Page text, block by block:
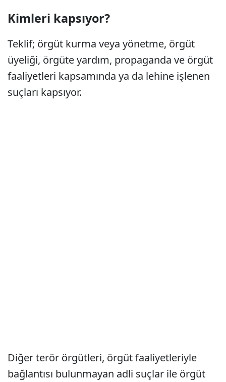
Kimleri kapsıyor?
Teklif; örgüt kurma veya yönetme, örgüt
üyeliği, örgüte yardım, propaganda ve örgüt
faaliyetleri kapsamında ya da lehine işlenen
suçları kapsıyor.
Diğer terör örgütleri, örgüt faaliyetleriyle
bağlantısı bulunmayan adli suçlar ile örgüt